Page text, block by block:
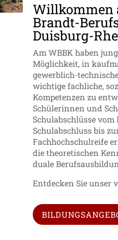
Willkommen
Brandt-
Duisburg-
Am WBBK haben
Möglichkeit, in
gewerblich-
wichtige fachliche,
Kompetenzen zu
Schülerinnen und
Schulabschlüsse vom
Schulabschluss bis
Fachhochschulreife
die theoretischen
duale
Entdecken Sie unser